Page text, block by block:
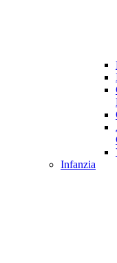
Infanzia